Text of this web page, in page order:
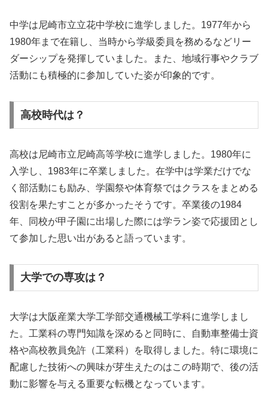
中学は尼崎市立立花中学校に進学しました。1977年から
1980年まで在籍し、当時から学級委員を務めるなどリー
ダーシップを発揮していました。また、地域行事やクラブ
活動にも積極的に参加していた姿が印象的です。
高校時代は？
高校は尼崎市立尼崎高等学校に進学しました。1980年に
入学し、1983年に卒業しました。在学中は学業だけでな
く部活動にも励み、学園祭や体育祭ではクラスをまとめる
役割を果たすことが多かったそうです。卒業後の1984
年、同校が甲子園に出場した際には学ラン姿で応援団とし
て参加した思い出があると語っています。
大学での専攻は？
大学は大阪産業大学工学部交通機械工学科に進学しまし
た。工業科の専門知識を深めると同時に、自動車整備士資
格や高校教員免許（工業科）を取得しました。特に環境に
配慮した技術への興味が芽生えたのはこの時期で、後の活
動に影響を与える重要な転機となっています。